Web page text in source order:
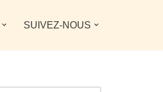
SUIVEZ-NOUS